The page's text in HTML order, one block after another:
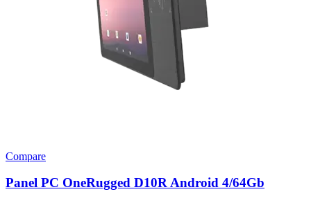
Compare
Panel PC OneRugged D10R Android 4/64Gb